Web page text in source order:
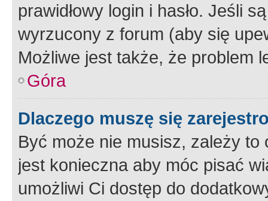
prawidłowy login i hasło. Jeśli
wyrzucony z forum (aby się
Możliwe jest także, że problem
Góra
Dlaczego muszę się
Być może nie musisz, zależy
jest konieczna aby móc pisać
umożliwi Ci dostęp do